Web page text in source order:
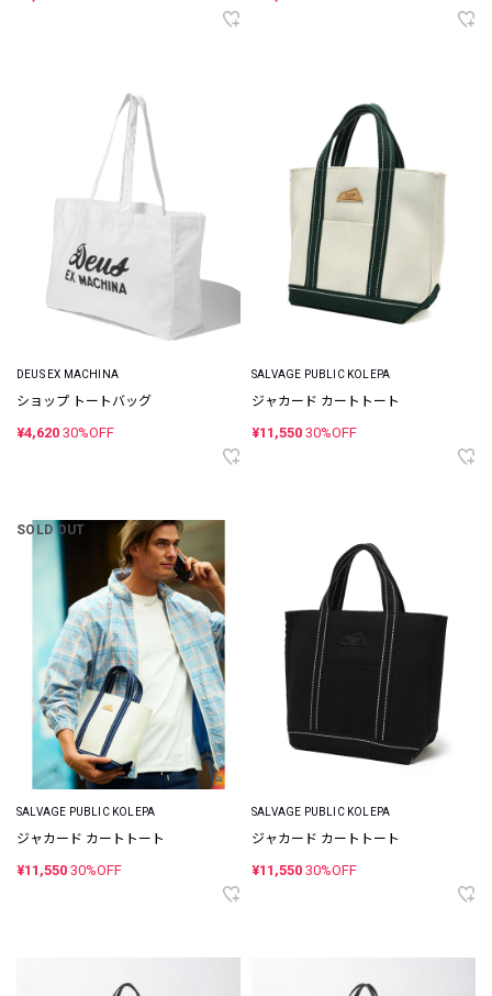
DEUS EX MACHINA
ショップ トートバッグ
¥4,620 30%OFF
SALVAGE PUBLIC KOLEPA
ジャカード カートトート
¥11,550 30%OFF
SOLD OUT
SALVAGE PUBLIC KOLEPA
ジャカード カートトート
¥11,550 30%OFF
SALVAGE PUBLIC KOLEPA
ジャカード カートトート
¥11,550 30%OFF